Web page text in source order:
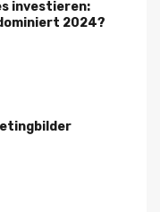
investieren:
2024?